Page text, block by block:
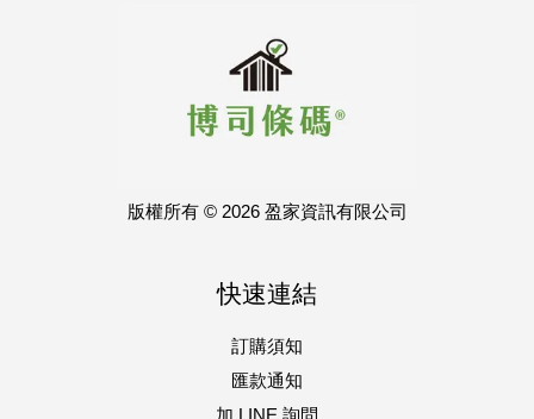
版權所有 © 2026 盈家資訊有限公司
快速連結
訂購須知
匯款通知
加 LINE 詢問